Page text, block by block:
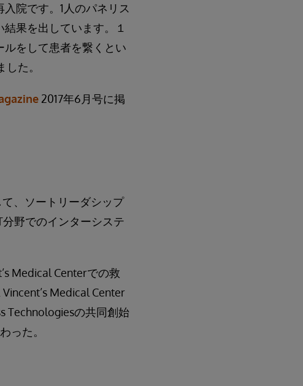
院です。1人のパネリス
果を出しています。１
をして患者を繋くとい
た。
2017年6月号に掲
、ソートリーダシップ
野でのインターシステ
Medical Centerでの救
Medical Center
Technologiesの共同創始
った。